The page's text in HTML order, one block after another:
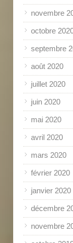
novembre
octobre
septembre
août 2020
juillet 2020
juin 2020
mai 2020
avril 2020
mars 2020
février 2020
janvier 2020
décembre
novembre